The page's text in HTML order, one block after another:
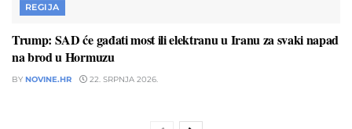
REGIJA
Trump: SAD će gađati most ili elektranu u Iranu za svaki napad
na brod u Hormuzu
BY NOVINE.HR 22. SRPNJA 2026.